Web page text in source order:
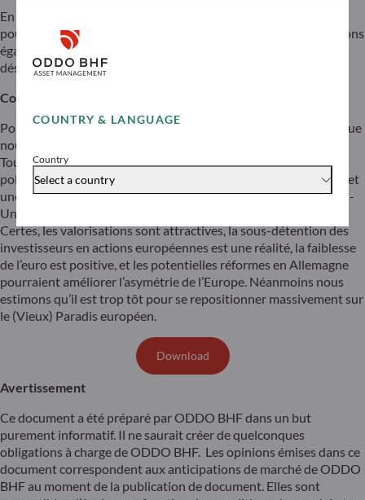
COUNTRY & LANGUAGE
Country
Select a country
En matière de diversification, nous estimons qu’il est trop tôt
pour prendre une position acheteuse sur l’euro. Nous maintenons
également une exposition faible sur le pétrole, qui pâtit d’un
déséquilibre entre l’offre et la demande.
Conclusion
Pour l’instant, les États-Unis restent un paradis non artificiel, que
nous continuons de surpondérer sur le segment actions.
Toutefois, les niveaux de valorisation élevés, couplés à une
polarisation extrême de certains indices justifie une sélectivité et
une prudence accrue dans le stock-picking. En dehors des Etats-
Unis, est-ce qu’un repositionnement sur l’Europe fait sens ?
Certes, les valorisations sont attractives, la sous-détention des
investisseurs en actions européennes est une réalité, la faiblesse
de l’euro est positive, et les potentielles réformes en Allemagne
pourraient améliorer l’asymétrie de l’Europe. Néanmoins nous
estimons qu’il est trop tôt pour se repositionner massivement sur
le (Vieux) Paradis européen.
Download
Avertissement
Ce document a été préparé par ODDO BHF dans un but
purement informatif. Il ne saurait créer de quelconques
obligations à charge de ODDO BHF. Les opinions émises dans ce
document correspondent aux anticipations de marché de ODDO
BHF au moment de la publication de document. Elles sont